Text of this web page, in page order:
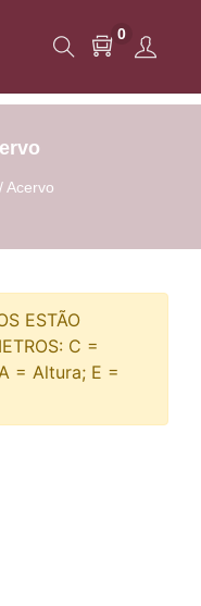
0
Acervo
ESTÃO
C =
= Altura; E =